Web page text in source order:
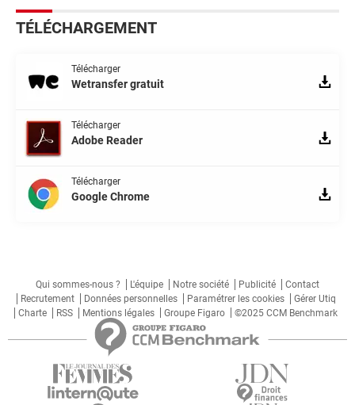
TÉLÉCHARGEMENT
Télécharger
Wetransfer gratuit
Télécharger
Adobe Reader
Télécharger
Google Chrome
Qui sommes-nous ? L'équipe Notre société Publicité
Contact
Recrutement
Données personnelles Paramétrer les cookies
Gérer Utiq
Charte
RSS Mentions légales Groupe Figaro ©2025 CCM Benchmark